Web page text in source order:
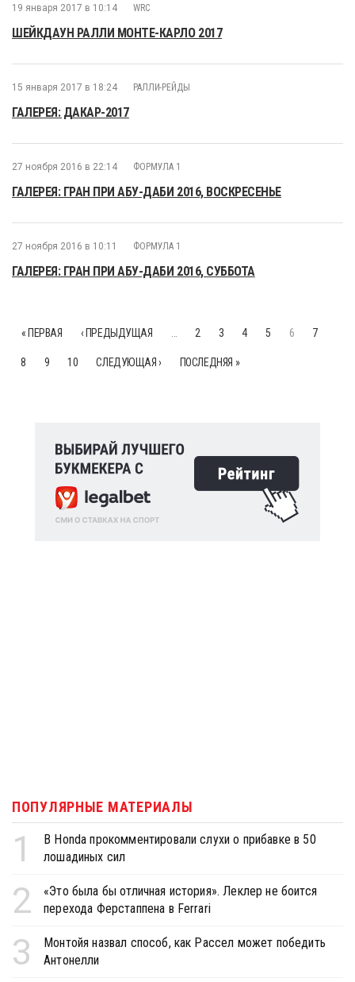
19 января 2017 в 10:14 WRC
ШЕЙКДАУН РАЛЛИ МОНТЕ-КАРЛО 2017
15 января 2017 в 18:24 РАЛЛИ-РЕЙДЫ
ГАЛЕРЕЯ: ДАКАР-2017
27 ноября 2016 в 22:14 ФОРМУЛА 1
ГАЛЕРЕЯ: ГРАН ПРИ АБУ-ДАБИ 2016, ВОСКРЕСЕНЬЕ
27 ноября 2016 в 10:11 ФОРМУЛА 1
ГАЛЕРЕЯ: ГРАН ПРИ АБУ-ДАБИ 2016, СУББОТА
« ПЕРВАЯ ‹ ПРЕДЫДУЩАЯ 2 3 4 5 6 7
8 9 10 СЛЕДУЮЩАЯ › ПОСЛЕДНЯЯ »
ПОПУЛЯРНЫЕ МАТЕРИАЛЫ
1
В Honda прокомментировали слухи о прибавке в 50
лошадиных сил
2
«Это была бы отличная история». Леклер не боится
перехода Ферстаппена в Ferrari
3
Монтойя назвал способ, как Рассел может победить
Антонелли